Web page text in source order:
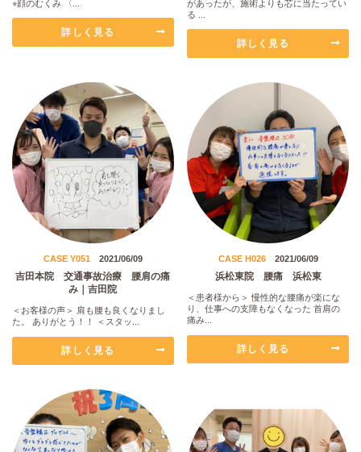
⭐︎顔のむくみ 〈...
詳しく見る
があったが、施術よりも芯に当たってい
る ...
詳しく見る
CASE Y051 2021/06/09
吉田本院 交通事故治療 腰肩の痛
み｜吉田院
＜お客様の声＞ 肩も腰も良くなりまし
た。 ありがとう！！ ＜スタッ...
詳しく見る
CASE H026 2021/06/09
浜松東院 腰痛 浜松東
＜患者様から＞ 慢性的な腰痛が楽にな
り、仕事への支障もなくなった 首肩の
痛み...
詳しく見る